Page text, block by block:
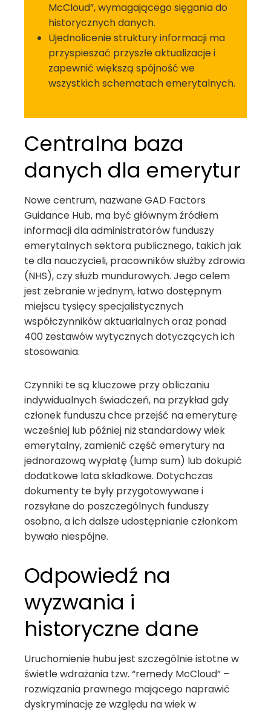
McCloud”, wymagającego sięgania do
historycznych danych.
Ujednolicenie struktury informacji ma
przyspieszać przyszłe aktualizacje i
zapewnić większą spójność we
wszystkich schematach emerytalnych.
Centralna baza
danych dla emerytur
Nowe centrum, nazwane GAD Factors
Guidance Hub, ma być głównym źródłem
informacji dla administratorów funduszy
emerytalnych sektora publicznego, takich jak
te dla nauczycieli, pracowników służby zdrowia
(NHS), czy służb mundurowych. Jego celem
jest zebranie w jednym, łatwo dostępnym
miejscu tysięcy specjalistycznych
współczynników aktuarialnych oraz ponad
400 zestawów wytycznych dotyczących ich
stosowania.
Czynniki te są kluczowe przy obliczaniu
indywidualnych świadczeń, na przykład gdy
członek funduszu chce przejść na emeryturę
wcześniej lub później niż standardowy wiek
emerytalny, zamienić część emerytury na
jednorazową wypłatę (lump sum) lub dokupić
dodatkowe lata składkowe. Dotychczas
dokumenty te były przygotowywane i
rozsyłane do poszczególnych funduszy
osobno, a ich dalsze udostępnianie członkom
bywało niespójne.
Odpowiedź na
wyzwania i
historyczne dane
Uruchomienie hubu jest szczególnie istotne w
świetle wdrażania tzw. “remedy McCloud” –
rozwiązania prawnego mającego naprawić
dyskryminację ze względu na wiek w